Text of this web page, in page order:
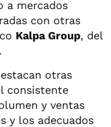
a mercados
con otras
Kalpa Group, del
otras
consistente
y ventas
y los adecuados